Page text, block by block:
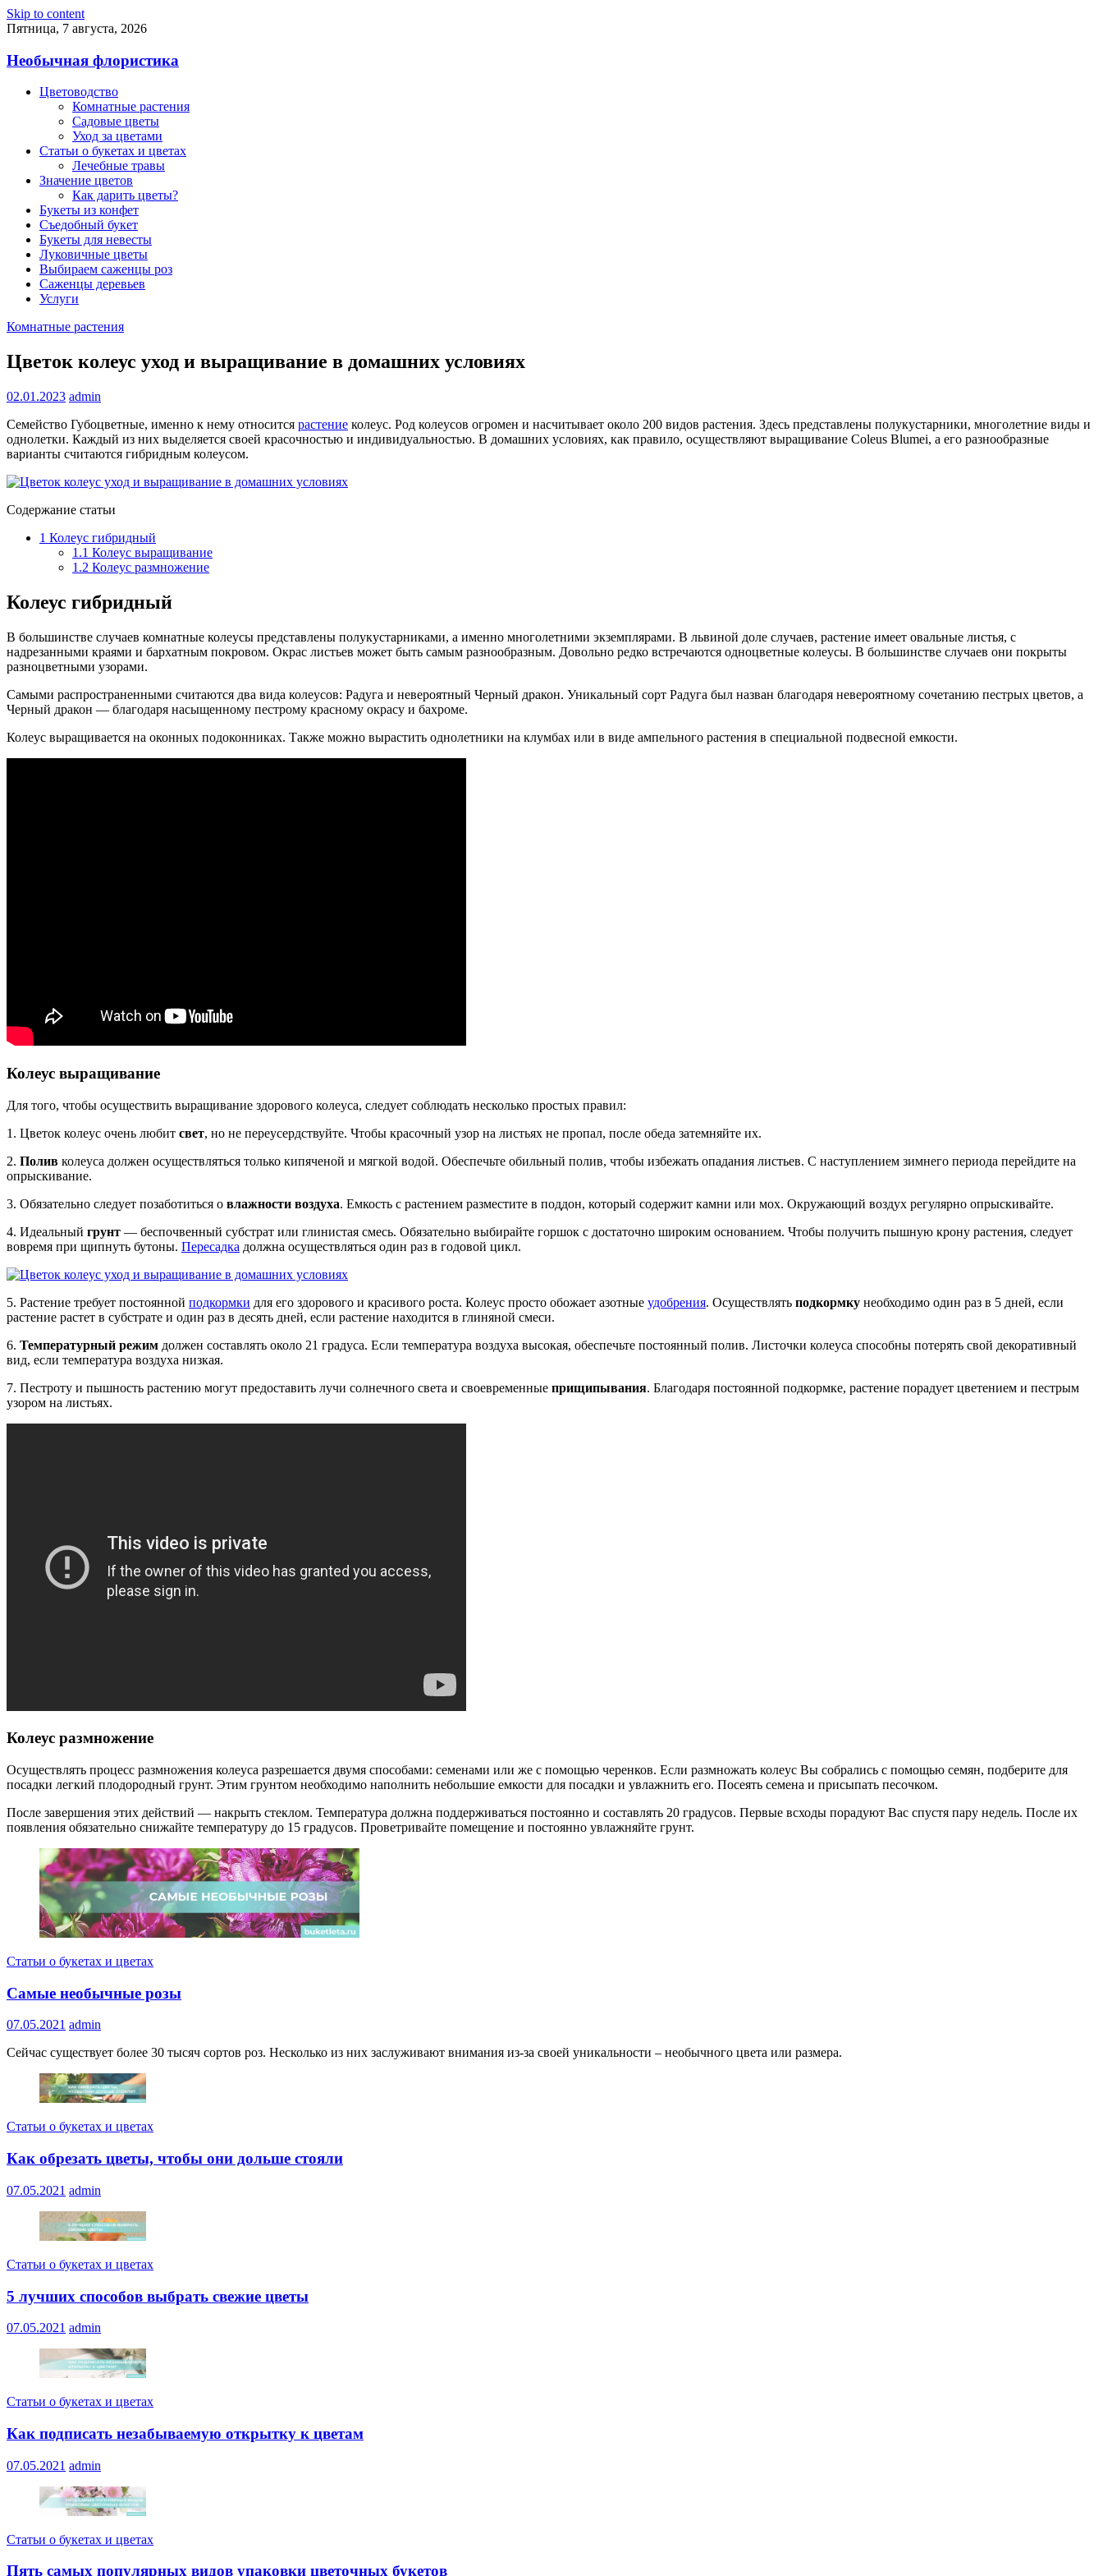
Skip to content
Пятница, 7 августа, 2026
Необычная флористика
Цветоводство
Комнатные растения
Садовые цветы
Уход за цветами
Статьи о букетах и цветах
Лечебные травы
Значение цветов
Как дарить цветы?
Букеты из конфет
Съедобный букет
Букеты для невесты
Луковичные цветы
Выбираем саженцы роз
Саженцы деревьев
Услуги
Комнатные растения
Цветок колеус уход и выращивание в домашних условиях
02.01.2023 admin
Семейство Губоцветные, именно к нему относится растение колеус. Род колеусов огромен и насчитывает около 200 видов растения. Здесь представлены полукустарники, многолетние виды и
однолетки. Каждый из них выделяется своей красочностью и индивидуальностью. В домашних условиях, как правило, осуществляют выращивание Coleus Blumei, а его разнообразные
варианты считаются гибридным колеусом.
Содержание статьи
1 Колеус гибридный
1.1 Колеус выращивание
1.2 Колеус размножение
Колеус гибридный
В большинстве случаев комнатные колеусы представлены полукустарниками, а именно многолетними экземплярами. В львиной доле случаев, растение имеет овальные листья, с
надрезанными краями и бархатным покровом. Окрас листьев может быть самым разнообразным. Довольно редко встречаются одноцветные колеусы. В большинстве случаев они покрыты
разноцветными узорами.
Самыми распространенными считаются два вида колеусов: Радуга и невероятный Черный дракон. Уникальный сорт Радуга был назван благодаря невероятному сочетанию пестрых цветов, а
Черный дракон — благодаря насыщенному пестрому красному окрасу и бахроме.
Колеус выращивается на оконных подоконниках. Также можно вырастить однолетники на клумбах или в виде ампельного растения в специальной подвесной емкости.
Колеус выращивание
Для того, чтобы осуществить выращивание здорового колеуса, следует соблюдать несколько простых правил:
1. Цветок колеус очень любит свет, но не переусердствуйте. Чтобы красочный узор на листьях не пропал, после обеда затемняйте их.
2. Полив колеуса должен осуществляться только кипяченой и мягкой водой. Обеспечьте обильный полив, чтобы избежать опадания листьев. С наступлением зимнего периода перейдите на
опрыскивание.
3. Обязательно следует позаботиться о влажности воздуха. Емкость с растением разместите в поддон, который содержит камни или мох. Окружающий воздух регулярно опрыскивайте.
4. Идеальный грунт — беспочвенный субстрат или глинистая смесь. Обязательно выбирайте горшок с достаточно широким основанием. Чтобы получить пышную крону растения, следует
вовремя при щипнуть бутоны. Пересадка должна осуществляться один раз в годовой цикл.
5. Растение требует постоянной подкормки для его здорового и красивого роста. Колеус просто обожает азотные удобрения. Осуществлять подкормку необходимо один раз в 5 дней, если
растение растет в субстрате и один раз в десять дней, если растение находится в глиняной смеси.
6. Температурный режим должен составлять около 21 градуса. Если температура воздуха высокая, обеспечьте постоянный полив. Листочки колеуса способны потерять свой декоративный
вид, если температура воздуха низкая.
7. Пестроту и пышность растению могут предоставить лучи солнечного света и своевременные прищипывания. Благодаря постоянной подкормке, растение порадует цветением и пестрым
узором на листьях.
Колеус размножение
Осуществлять процесс размножения колеуса разрешается двумя способами: семенами или же с помощью черенков. Если размножать колеус Вы собрались с помощью семян, подберите для
посадки легкий плодородный грунт. Этим грунтом необходимо наполнить небольшие емкости для посадки и увлажнить его. Посеять семена и присыпать песочком.
После завершения этих действий — накрыть стеклом. Температура должна поддерживаться постоянно и составлять 20 градусов. Первые всходы порадуют Вас спустя пару недель. После их
появления обязательно снижайте температуру до 15 градусов. Проветривайте помещение и постоянно увлажняйте грунт.
Статьи о букетах и цветах
Самые необычные розы
07.05.2021 admin
Сейчас существует более 30 тысяч сортов роз. Несколько из них заслуживают внимания из-за своей уникальности – необычного цвета или размера.
Статьи о букетах и цветах
Как обрезать цветы, чтобы они дольше стояли
07.05.2021 admin
Статьи о букетах и цветах
5 лучших способов выбрать свежие цветы
07.05.2021 admin
Статьи о букетах и цветах
Как подписать незабываемую открытку к цветам
07.05.2021 admin
Статьи о букетах и цветах
Пять самых популярных видов упаковки цветочных букетов